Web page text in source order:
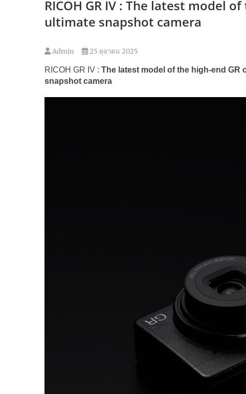
RICOH GR IV : The latest model
ultimate snapshot camera
Admin 25 ตุลาคม 2025
RICOH GR IV : The latest model of the high-end GR
snapshot camera